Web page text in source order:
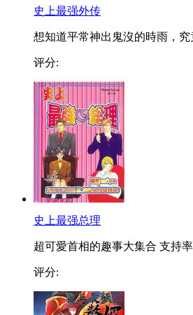
史上最强外传
想知道平常神出鬼沒的時雨，
评分:
史上最强总理
超可愛首相的趣事大集合 支持
评分: